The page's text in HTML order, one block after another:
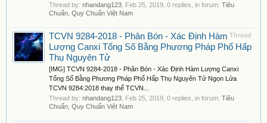
Thread by: nhandang123 Feb 25, 2019 , 0 replies, in forum: Tiêu
Chuẩn, Quy Chuẩn Việt Nam
Thread
TCVN 9284-2018 - Phân Bón - Xác Định Hàm
Lượng Canxi Tổng Số Bằng Phương Pháp Phổ Hấp
Thụ Nguyên Tử
[IMG] TCVN 9284-2018 - Phân Bón - Xác Định Hàm Lượng Canxi
Tổng Số Bằng Phương Pháp Phổ Hấp Thụ Nguyên Tử Ngọn Lửa
TCVN 9284:2018 thay thế TCVN...
Thread by: nhandang123 Feb 25, 2019 , 0 replies, in forum: Tiêu
Chuẩn, Quy Chuẩn Việt Nam